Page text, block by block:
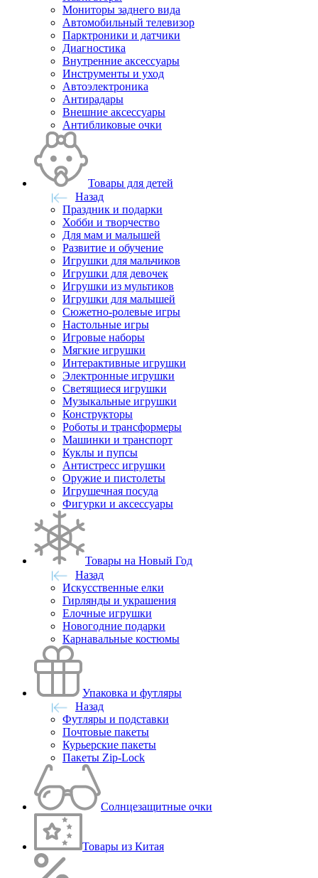
Мониторы заднего вида
Автомобильный телевизор
Парктроники и датчики
Диагностика
Внутренние аксессуары
Инструменты и уход
Автоэлектроника
Антирадары
Внешние аксессуары
Антибликовые очки
Товары для детей
Назад
Праздник и подарки
Хобби и творчество
Для мам и малышей
Развитие и обучение
Игрушки для мальчиков
Игрушки для девочек
Игрушки из мультиков
Игрушки для малышей
Сюжетно-ролевые игры
Настольные игры
Игровые наборы
Мягкие игрушки
Интерактивные игрушки
Электронные игрушки
Светящиеся игрушки
Музыкальные игрушки
Конструкторы
Роботы и трансформеры
Машинки и транспорт
Куклы и пупсы
Антистресс игрушки
Оружие и пистолеты
Игрушечная посуда
Фигурки и аксессуары
Товары на Новый Год
Назад
Искусственные елки
Гирлянды и украшения
Елочные игрушки
Новогодние подарки
Карнавальные костюмы
Упаковка и футляры
Назад
Футляры и подставки
Почтовые пакеты
Курьерские пакеты
Пакеты Zip-Lock
Солнцезащитные очки
Товары из Китая